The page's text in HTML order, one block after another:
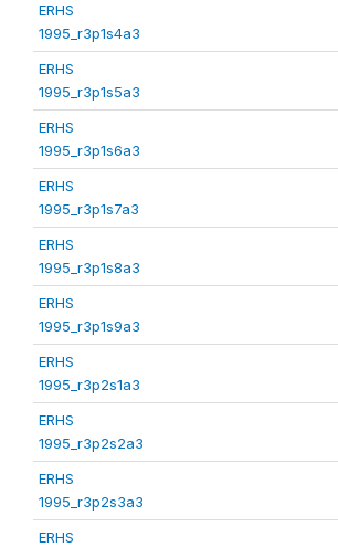
ERHS
1995_r3p1s4a3
ERHS
1995_r3p1s5a3
ERHS
1995_r3p1s6a3
ERHS
1995_r3p1s7a3
ERHS
1995_r3p1s8a3
ERHS
1995_r3p1s9a3
ERHS
1995_r3p2s1a3
ERHS
1995_r3p2s2a3
ERHS
1995_r3p2s3a3
ERHS